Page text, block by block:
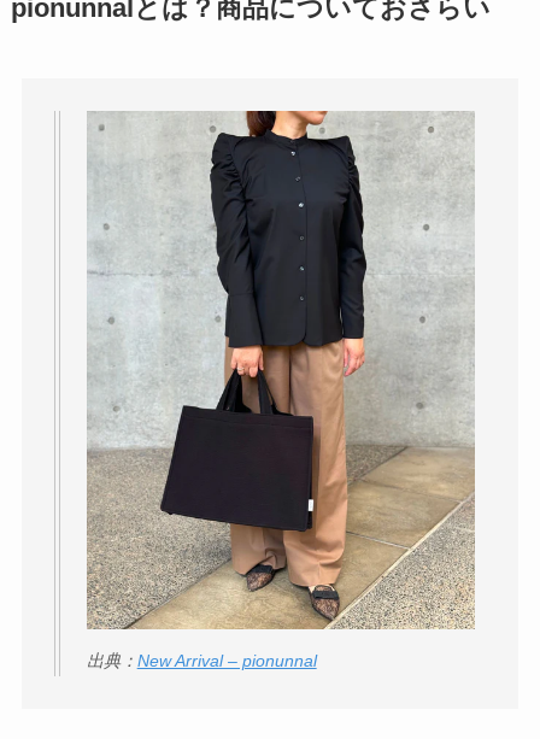
を紹介！
気？安く買う方法も
解説！
THE STEM CELL フ
ェイスマスクが安い
理由は？3つの理由と
口コミ・評判を紹
介！
想夫恋はなぜ高い？
人気の理由と安く買
える方法も解説！
アレクサンドルドゥ
パリはなぜ高い？な
ぜ人気？安く買える
方法も解説！
pionunnalとは？商品についておさらい
出典： New Arrival – pionunnal